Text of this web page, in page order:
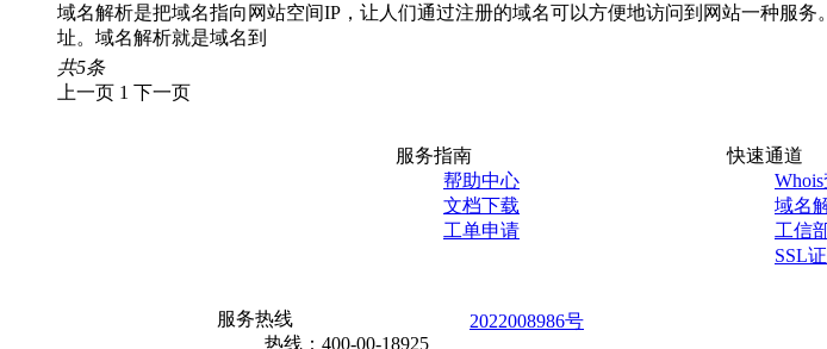
域名解析是把域名指向网站空间IP，让人们通过注册的域名可以方便地访问到网站一种服
址。域名解析就是域名到
共5条
上一页 1 下一页
服务指南
帮助中心
文档下载
工单申请
快速通道
域名
工信
SSL
服务热线
热线： 400-00-18925
2022008986号